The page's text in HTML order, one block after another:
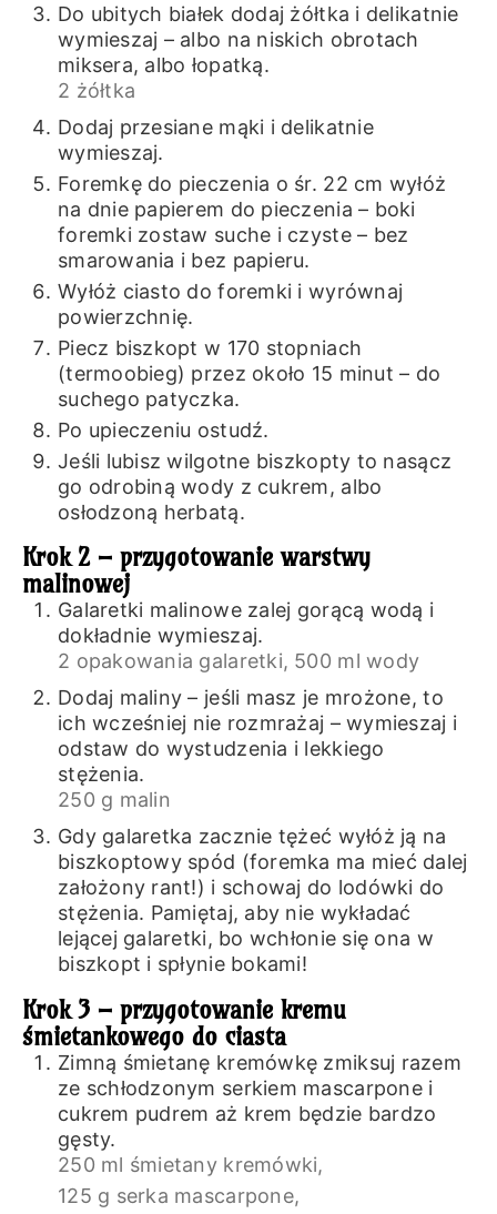
Do ubitych białek dodaj żółtka i delikatnie
wymieszaj – albo na niskich obrotach
miksera, albo łopatką.
2 żółtka
Dodaj przesiane mąki i delikatnie
wymieszaj.
Foremkę do pieczenia o śr. 22 cm wyłóż
na dnie papierem do pieczenia – boki
foremki zostaw suche i czyste – bez
smarowania i bez papieru.
Wyłóż ciasto do foremki i wyrównaj
powierzchnię.
Piecz biszkopt w 170 stopniach
(termoobieg) przez około 15 minut – do
suchego patyczka.
Po upieczeniu ostudź.
Jeśli lubisz wilgotne biszkopty to nasącz
go odrobiną wody z cukrem, albo
osłodzoną herbatą.
Krok 2 – przygotowanie warstwy
malinowej
Galaretki malinowe zalej gorącą wodą i
dokładnie wymieszaj.
2 opakowania galaretki, 500 ml wody
Dodaj maliny – jeśli masz je mrożone, to
ich wcześniej nie rozmrażaj – wymieszaj i
odstaw do wystudzenia i lekkiego
stężenia.
250 g malin
Gdy galaretka zacznie tężeć wyłóż ją na
biszkoptowy spód (foremka ma mieć dalej
założony rant!) i schowaj do lodówki do
stężenia. Pamiętaj, aby nie wykładać
lejącej galaretki, bo wchłonie się ona w
biszkopt i spłynie bokami!
Krok 3 – przygotowanie kremu
śmietankowego do ciasta
Zimną śmietanę kremówkę zmiksuj razem
ze schłodzonym serkiem mascarpone i
cukrem pudrem aż krem będzie bardzo
gęsty.
250 ml śmietany kremówki,
125 g serka mascarpone,